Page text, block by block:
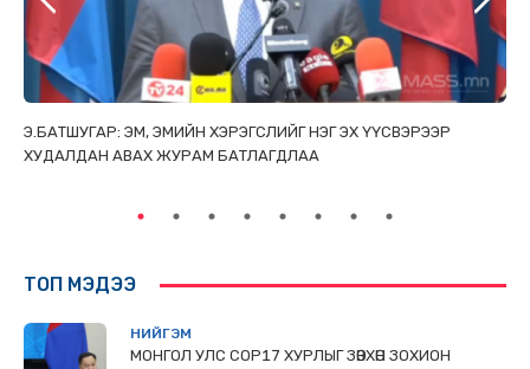
Э.БАТШУГАР: ЭМ, ЭМИЙН ХЭРЭГСЛИЙГ НЭГ ЭХ ҮҮСВЭРЭЭР
ХУДАЛДАН АВАХ ЖУРАМ БАТЛАГДЛАА
ТОП МЭДЭЭ
НИЙГЭМ
МОНГОЛ УЛС СОР17 ХУРЛЫГ ЗӨВХӨН ЗОХИОН